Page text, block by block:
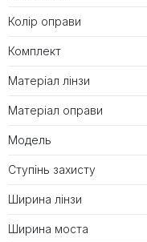
Колір оправи
Комплект
Матеріал лінзи
Матеріал оправи
Модель
Ступінь захисту
Ширина лінзи
Ширина моста